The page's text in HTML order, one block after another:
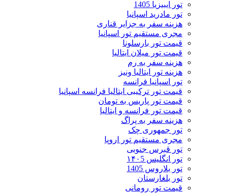
تور ایبیزیا 1405
تور مادرید اسپانیا
هزینه سفر به جزایر قناری
مجری مستقیم تور اسپانیا
قیمت تور بارسلونا
قیمت تور میلان ایتالیا
هزینه سفر به رم
هزینه تور ایتالیا ونیز
تور اسپانیا فرانسه
قیمت تور ترکیبی ایتالیا فرانسه اسپانیا
قیمت تور پاریس به تومان
قیمت تور فرانسه و ایتالیا
هزینه سفر به پراگ
تور جمهوری چک
مجری مستقیم تور اروپا
تور قبرس جنوبی
تور انگلیس ۱۴۰5
تور بلاروس 1405
تور بلغارستان
قیمت تور رومانی